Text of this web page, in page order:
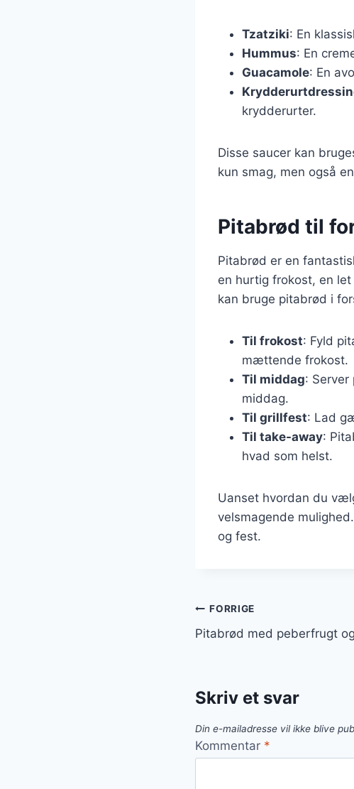
Tzatziki: En
Hummus: En
Guacamole: En
krydderurter.
Disse saucer kan
kun smag, men også
Pitabrød til
Pitabrød er en
en hurtig frokost, en
kan bruge pitabrød i
Til frokost: Fyld
mættende frokost.
Til middag:
middag.
Til grillfest: Lad
Til take-away:
hvad som helst.
Uanset hvordan du
velsmagende
og fest.
FORRIGE
Pitabrød med peberfrugt
Skriv et svar
Din e-mailadresse vil ikke blive
Kommentar *